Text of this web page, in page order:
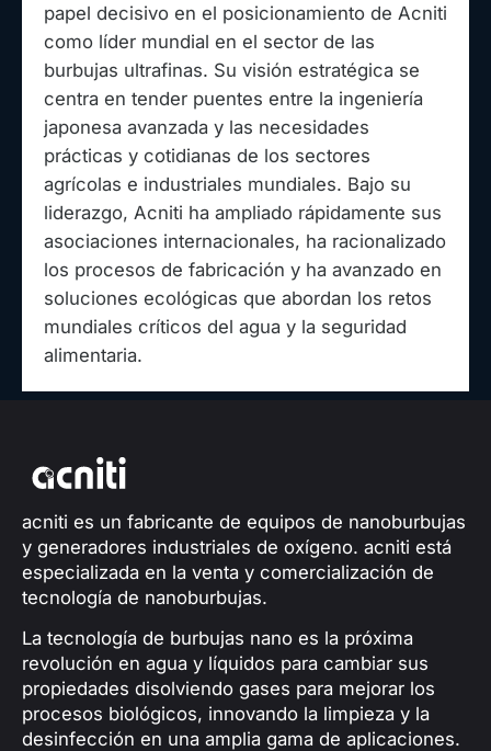
papel decisivo en el posicionamiento de Acniti
como líder mundial en el sector de las
burbujas ultrafinas. Su visión estratégica se
centra en tender puentes entre la ingeniería
japonesa avanzada y las necesidades
prácticas y cotidianas de los sectores
agrícolas e industriales mundiales. Bajo su
liderazgo, Acniti ha ampliado rápidamente sus
asociaciones internacionales, ha racionalizado
los procesos de fabricación y ha avanzado en
soluciones ecológicas que abordan los retos
mundiales críticos del agua y la seguridad
alimentaria.
acniti es un fabricante de equipos de nanoburbujas
y generadores industriales de oxígeno. acniti está
especializada en la venta y comercialización de
tecnología de nanoburbujas.
La tecnología de burbujas nano es la próxima
revolución en agua y líquidos para cambiar sus
propiedades disolviendo gases para mejorar los
procesos biológicos, innovando la limpieza y la
desinfección en una amplia gama de aplicaciones.